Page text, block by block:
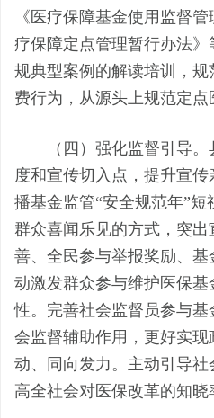
《医疗保障基金使用监督管
疗保障定点管理暂行办法》
规典型案例 的解读培训， 规
费行为，从源头上规范定点
（四） 强化监督引导。
度和宣传切入点，提升宣
播基金监管“安全规范年”短
群众喜闻乐见的方式，突
善、全民参与举报奖励、
动激发群众参与维护医保
性。完善社会监督员参与
会监督辅助作用，更好实
动、同向发力。主动引导
高全社会对医保改革的知晓